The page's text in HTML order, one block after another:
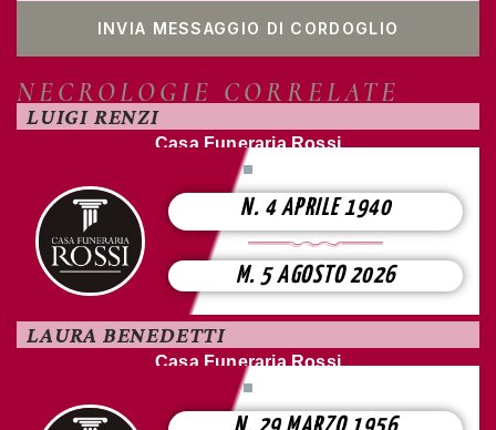
INVIA MESSAGGIO DI CORDOGLIO
NECROLOGIE CORRELATE
Casa Funeraria Rossi
LUIGI RENZI
N. 4 APRILE 1940
M. 5 AGOSTO 2026
Casa Funeraria Rossi
LAURA BENEDETTI